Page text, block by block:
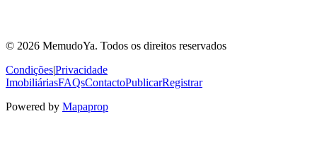
© 2026 MemudoYa. Todos os direitos reservados
Condições|Privacidade
ImobiliáriasFAQsContactoPublicarRegistrar
Powered by Mapaprop